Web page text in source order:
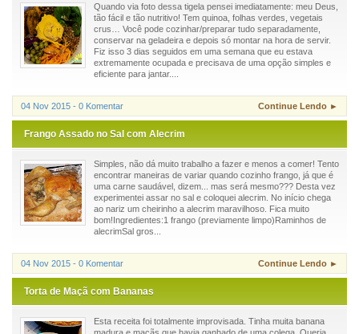
Quando via foto dessa tigela pensei imediatamente: meu Deus,
tão fácil e tão nutritivo! Tem quinoa, folhas verdes, vegetais
crus… Você pode cozinhar/preparar tudo separadamente,
conservar na geladeira e depois só montar na hora de servir.
Fiz isso 3 dias seguidos em uma semana que eu estava
extremamente ocupada e precisava de uma opção simples e
eficiente para jantar....
04 Nov 2015 - 0 Komentar Continue Lendo ►
Frango Assado no Sal com Alecrim
Simples, não dá muito trabalho a fazer e menos a comer! Tento
encontrar maneiras de variar quando cozinho frango, já que é
uma carne saudável, dizem... mas será mesmo??? Desta vez
experimentei assar no sal e coloquei alecrim. No início chega
ao nariz um cheirinho a alecrim maravilhoso. Fica muito
bom!Ingredientes:1 frango (previamente limpo)Raminhos de
alecrimSal gros...
04 Nov 2015 - 0 Komentar Continue Lendo ►
Torta de Maçã com Bananas
Esta receita foi totalmente improvisada. Tinha muita banana